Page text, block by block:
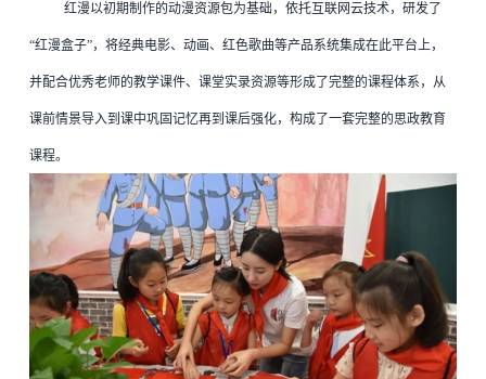
红漫以初期制作的动漫资源包为基础，依托互联网云技术，研发了
“红漫盒子”，将经典电影、动画、红色歌曲等产品系统集成在此平台上，
并配合优秀老师的教学课件、课堂实录资源等形成了完整的课程体系，从
课前情景导入到课中巩固记忆再到课后强化，构成了一套完整的思政教育
课程。